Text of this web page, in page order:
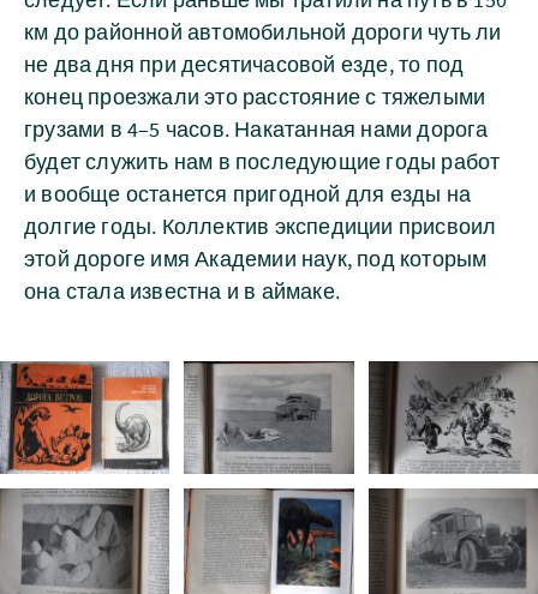
км до районной автомобильной дороги чуть ли
не два дня при десятичасовой езде, то под
конец проезжали это расстояние с тяжелыми
грузами в 4–5 часов. Накатанная нами дорога
будет служить нам в последующие годы работ
и вообще останется пригодной для езды на
долгие годы. Коллектив экспедиции присвоил
этой дороге имя Академии наук, под которым
она стала известна и в аймаке.